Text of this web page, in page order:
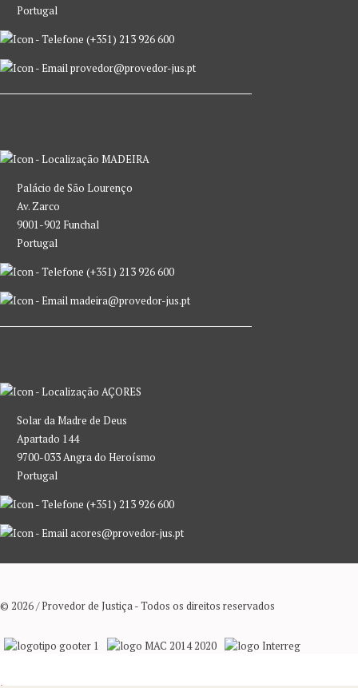
Portugal
(+351) 213 926 600
provedor@provedor-jus.pt
MADEIRA
Palácio de São Lourenço
Av. Zarco
9001-902 Funchal
Portugal
(+351) 213 926 600
madeira@provedor-jus.pt
AÇORES
Solar da Madre de Deus
Apartado 144
9700-033 Angra do Heroísmo
Portugal
(+351) 213 926 600
acores@provedor-jus.pt
© 2026 / Provedor de Justiça - Todos os direitos reservados